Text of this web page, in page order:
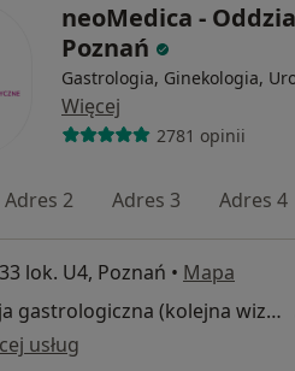
neoMedica -
Poznań
Gastrologia, Ginekologia,
Więcej
2781 opinii
Adres 2 Adres 3 Adres 4
lok. U4, Poznań • Mapa
Konsultacja gastrologiczna (kolejna wizyta)
usług